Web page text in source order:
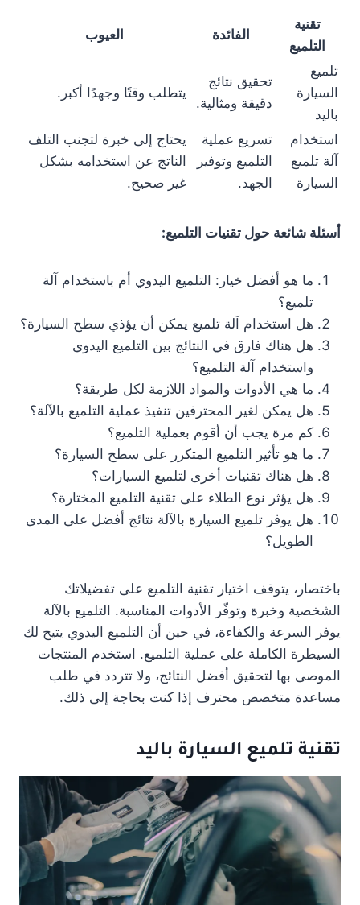
تقنية
التلميع
الفائدة العيوب
تلميع
السيارة
باليد
تحقيق نتائج
دقيقة ومثالية.
يتطلب وقتًا وجهدًا أكبر.
استخدام
آلة تلميع
السيارة
تسريع عملية
التلميع وتوفير
الجهد.
يحتاج إلى خبرة لتجنب التلف
الناتج عن استخدامه بشكل
غير صحيح.
أسئلة شائعة حول تقنيات التلميع:
ما هو أفضل خيار: التلميع اليدوي أم باستخدام آلة
تلميع؟
هل استخدام آلة تلميع يمكن أن يؤذي سطح السيارة؟
هل هناك فارق في النتائج بين التلميع اليدوي
واستخدام آلة التلميع؟
ما هي الأدوات والمواد اللازمة لكل طريقة؟
هل يمكن لغير المحترفين تنفيذ عملية التلميع بالآلة؟
كم مرة يجب أن أقوم بعملية التلميع؟
ما هو تأثير التلميع المتكرر على سطح السيارة؟
هل هناك تقنيات أخرى لتلميع السيارات؟
هل يؤثر نوع الطلاء على تقنية التلميع المختارة؟
هل يوفر تلميع السيارة بالآلة نتائج أفضل على المدى
الطويل؟
باختصار، يتوقف اختيار تقنية التلميع على تفضيلاتك
الشخصية وخبرة وتوفّر الأدوات المناسبة. التلميع بالآلة
يوفر السرعة والكفاءة، في حين أن التلميع اليدوي يتيح لك
السيطرة الكاملة على عملية التلميع. استخدم المنتجات
الموصى بها لتحقيق أفضل النتائج، ولا تتردد في طلب
مساعدة متخصص محترف إذا كنت بحاجة إلى ذلك.
تقنية تلميع السيارة باليد